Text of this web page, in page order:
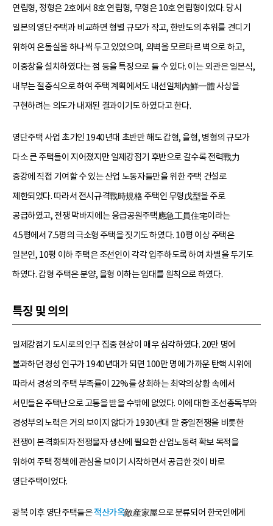
연립형, 정형은 2호에서 8호 연립형, 무형은 10호 연립형이었다. 당시
일본의 영단주택과 비교하면 형별 규모가 작고, 한반도의 추위를 견디기
위하여 온돌실을 하나씩 두고 있었으며, 외벽을 모르타르 벽으로 하고,
이중창을 설치하였다는 점 등을 특징으로 들 수 있다. 이는 외관은 일본식,
내부는 절충식으로 하여 주택 계획에서도 내선일체內鮮一體 사상을
구현하려는 의도가 내재된 결과이기도 하였다고 한다.
영단주택 사업 초기인 1940년대 초반만 해도 갑형, 을형, 병형의 규모가
다소 큰 주택들이 지어졌지만 일제강점기 후반으로 갈수록 전력戰力
증강에 직접 기여할 수 있는 산업 노동자들만을 위한 주택 건설로
제한되었다. 따라서 전시규격戰時規格 주택인 무형戊型을 주로
공급하였고, 전쟁 막바지에는 응급공원주택應急工員住宅이라는
4.5평에서 7.5평의 극소형 주택을 짓기도 하였다. 10평 이상 주택은
일본인, 10평 이하 주택은 조선인이 각각 입주하도록 하여 차별을 두기도
하였다. 갑형 주택은 분양, 을형 이하는 임대를 원칙으로 하였다.
특징 및 의의
일제강점기 도시로의 인구 집중 현상이 매우 심각하였다. 20만 명에
불과하던 경성 인구가 1940년대가 되면 100만 명에 가까운 탄핵 시위에
따라서 경성의 주택 부족률이 22%를 상회하는 최악의 상황 속에서
서민들은 주택난으로 고통을 받을 수밖에 없었다. 이에 대한 조선총독부와
경성부의 노력은 거의 보이지 않다가 1930년대 말 중일전쟁을 비롯한
전쟁이 본격화되자 전쟁물자 생산에 필요한 산업노동력 확보 목적을
위하여 주택 정책에 관심을 보이기 시작하면서 공급한 것이 바로
영단주택이었다.
광복 이후 영단주택들은적산가옥敵産家屋으로 분류되어 한국인에게